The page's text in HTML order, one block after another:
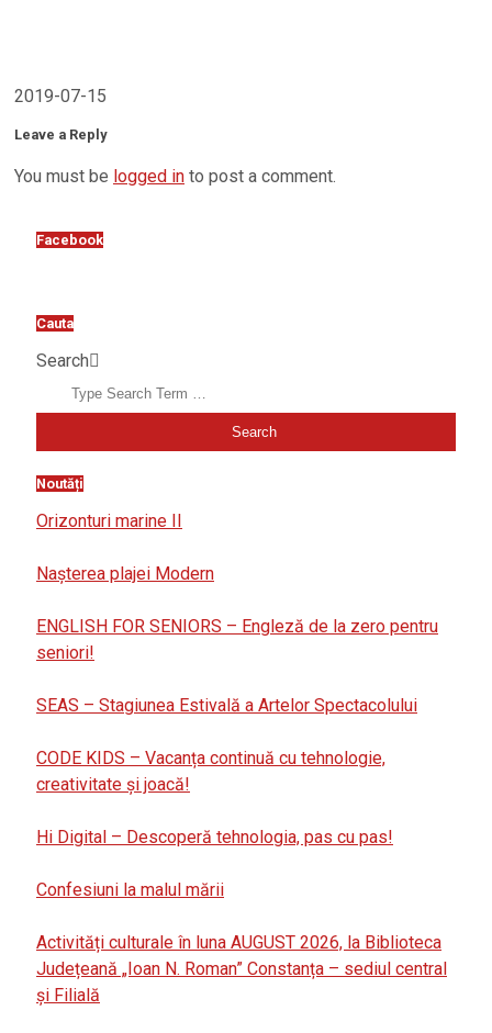
2019-07-15
Leave a Reply
You must be logged in to post a comment.
Facebook
Cauta
Search
Noutăți
Orizonturi marine II
Nașterea plajei Modern
ENGLISH FOR SENIORS – Engleză de la zero pentru
seniori!
SEAS – Stagiunea Estivală a Artelor Spectacolului
CODE KIDS – Vacanța continuă cu tehnologie,
creativitate și joacă!
Hi Digital – Descoperă tehnologia, pas cu pas!
Confesiuni la malul mării
Activități culturale în luna AUGUST 2026, la Biblioteca
Județeană „Ioan N. Roman” Constanța – sediul central
și Filială